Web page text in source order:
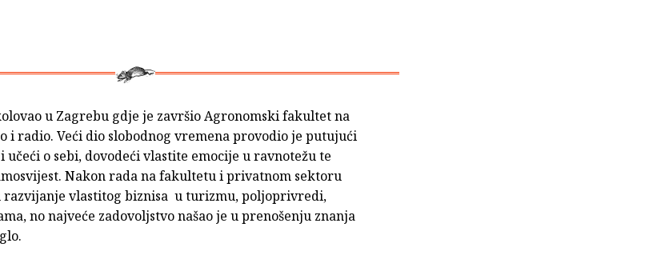
u Zagrebu gdje je završio Agronomski fakultet na
i radio. Veći dio slobodnog vremena provodio je putujući
o sebi, dovodeći vlastite emocije u ravnotežu te
Nakon rada na fakultetu i privatnom sektoru
razvijanje vlastitog biznisa u turizmu, poljoprivredi,
no najveće zadovoljstvo našao je u prenošenju znanja